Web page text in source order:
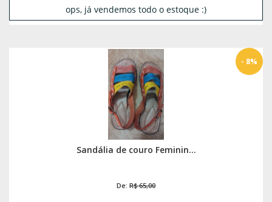
ops, já vendemos todo o estoque :)
Sandália de couro Feminin...
De: R$ 65,00
- 8%